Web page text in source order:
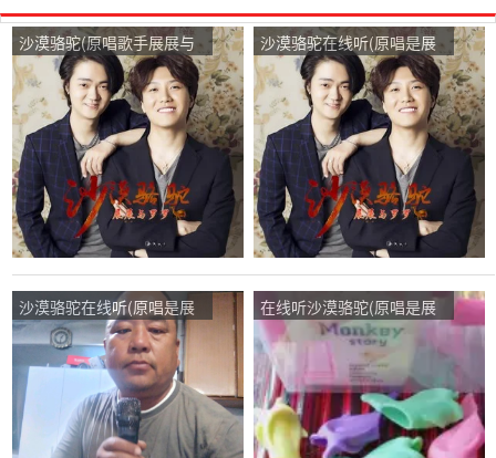
沙漠骆驼(原唱歌手展展与
罗罗)，暖馨一生有你在线
演唱7757分
沙漠骆驼在线听(原唱是展
展与罗罗)，100－1＝0演
唱点播:125次
沙漠骆驼在线听(原唱是展
展与罗罗)，无所谓演唱点
播:41次
在线听沙漠骆驼(原唱是展
展与罗罗)，缘演唱点播:69
次